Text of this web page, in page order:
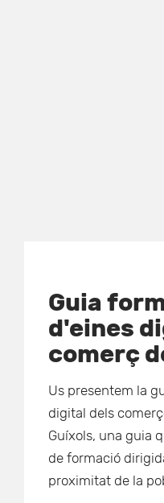
Guia
d'eines
comerç
Us presentem la
digital dels
Guíxols, una guia
de formació
proximitat de la